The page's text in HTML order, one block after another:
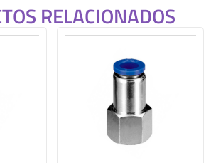
RELACIONADOS